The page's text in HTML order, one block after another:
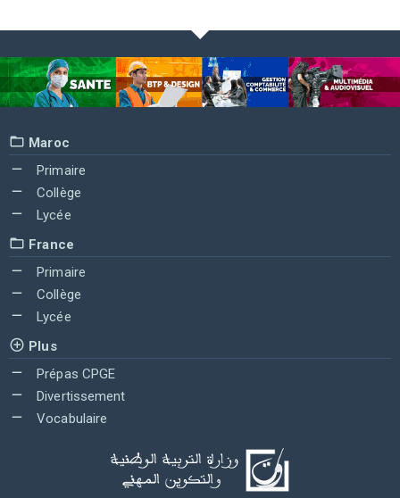
Maroc
Primaire
Collège
Lycée
France
Primaire
Collège
Lycée
Plus
Prépas CPGE
Divertissement
Vocabulaire